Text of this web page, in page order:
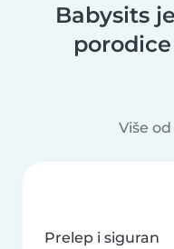
Babysits
Više
Prelep i siguran